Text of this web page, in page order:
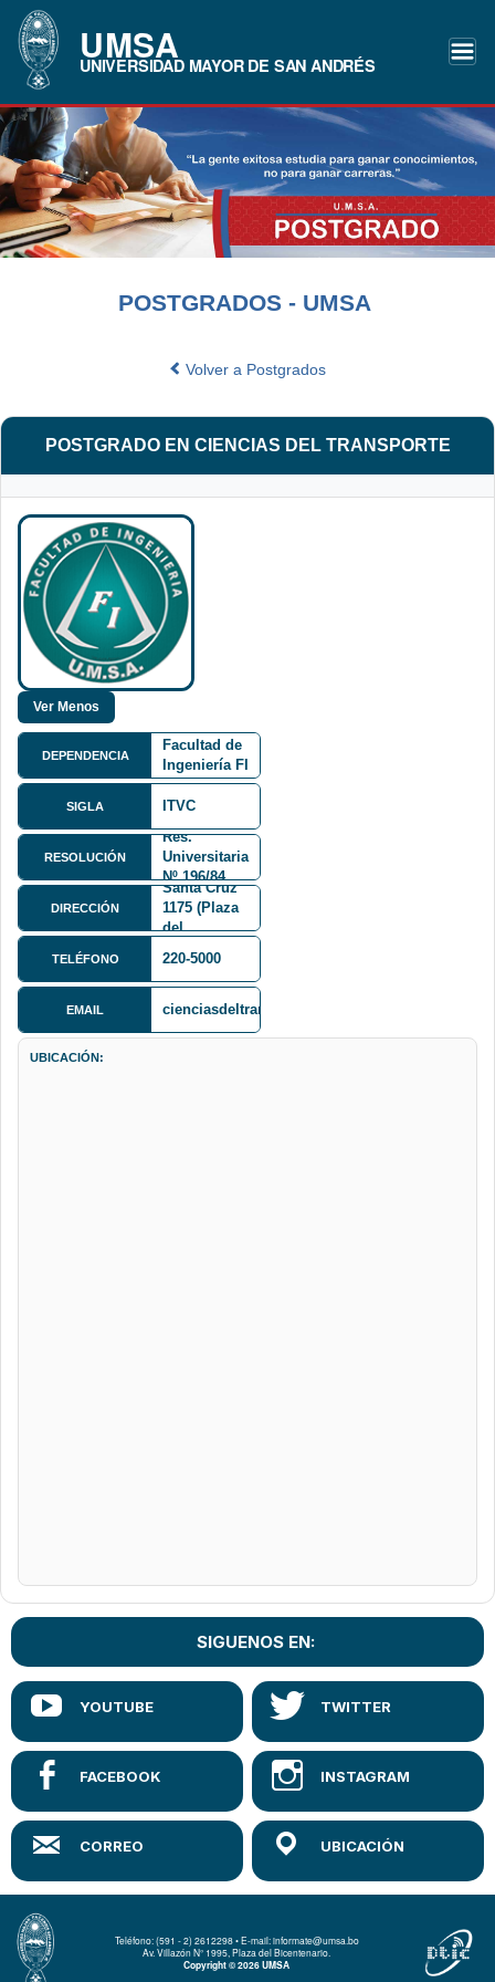
UMSA
UNIVERSIDAD MAYOR DE SAN ANDRÉS
POSTGRADOS - UMSA
Volver a Postgrados
POSTGRADO EN CIENCIAS DEL TRANSPORTE
DEPENDENCIA
Facultad de
Ingeniería FI
SIGLA ITVC
RESOLUCIÓN
Res.
Universitaria
Nº 196/84
DIRECCIÓN
Mariscal
Andrés de
Santa Cruz
1175 (Plaza
del
Octavo piso
TELÉFONO 220-5000
EMAIL cienciasdeltransporte@gmail.com
UBICACIÓN:
SIGUENOS EN:
Teléfono: (591 - 2) 2612298 • E-mail: informate@umsa.bo
Av. Villazón N° 1995, Plaza del Bicentenario.
Copyright © 2026 UMSA